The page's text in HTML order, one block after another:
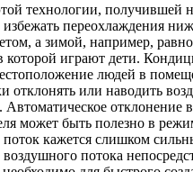
технологии, получившей
переохлаждения
а зимой, например,
которой играют дети.
людей в
отклонять или наводить
Автоматическое отклонение
может быть полезно в
поток кажется слишком
потока